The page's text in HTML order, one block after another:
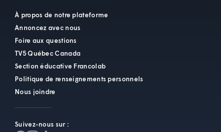
À propos de notre plateforme
Annoncez avec nous
Foire aux questions
TV5 Québec Canada
Section éducative Francolab
Politique de renseignements personnels
Nous joindre
Suivez-nous sur :